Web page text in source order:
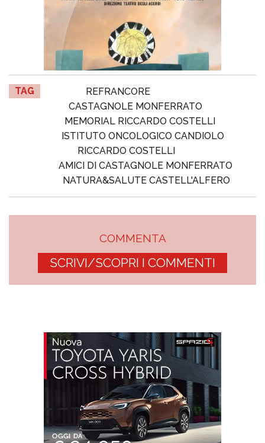
TAG
REFRANCORE
CASTAGNOLE MONFERRATO
MEMORIAL RICCARDO COSTELLI
ISTITUTO ONCOLOGICO CANDIOLO
RICCARDO COSTELLI
AMICI DI CASTAGNOLE MONFERRATO
NATURA&SALUTE CASTELL'ALFERO
COMMENTA
SCRIVI/SCOPRI I COMMENTI